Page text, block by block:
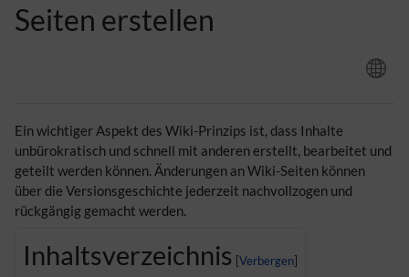
Seiten erstellen
Ein wichtiger Aspekt des Wiki-Prinzips ist, dass Inhalte
unbürokratisch und schnell mit anderen erstellt, bearbeitet und
geteilt werden können. Änderungen an Wiki-Seiten können
über die Versionsgeschichte jederzeit nachvollzogen und
rückgängig gemacht werden.
Inhaltsverzeichnis